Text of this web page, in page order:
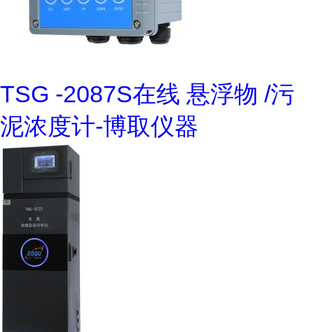
TSG -2087S在线 悬浮物 /污
泥浓度计-博取仪器